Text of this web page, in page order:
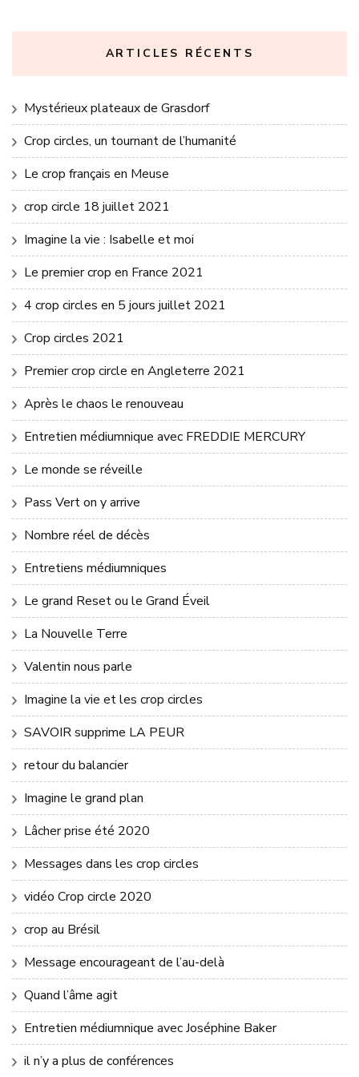
ARTICLES RÉCENTS
Mystérieux plateaux de Grasdorf
Crop circles, un tournant de l’humanité
Le crop français en Meuse
crop circle 18 juillet 2021
Imagine la vie : Isabelle et moi
Le premier crop en France 2021
4 crop circles en 5 jours juillet 2021
Crop circles 2021
Premier crop circle en Angleterre 2021
Après le chaos le renouveau
Entretien médiumnique avec FREDDIE MERCURY
Le monde se réveille
Pass Vert on y arrive
Nombre réel de décès
Entretiens médiumniques
Le grand Reset ou le Grand Éveil
La Nouvelle Terre
Valentin nous parle
Imagine la vie et les crop circles
SAVOIR supprime LA PEUR
retour du balancier
Imagine le grand plan
Lâcher prise été 2020
Messages dans les crop circles
vidéo Crop circle 2020
crop au Brésil
Message encourageant de l’au-delà
Quand l’âme agit
Entretien médiumnique avec Joséphine Baker
il n’y a plus de conférences